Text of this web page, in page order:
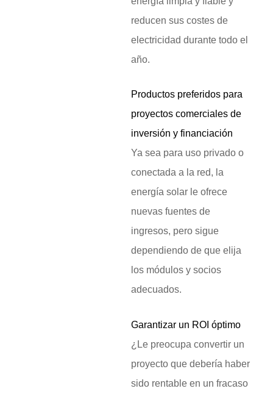
reducen sus costes de
electricidad durante todo el
año.
Productos preferidos para
proyectos comerciales de
inversión y financiación
Ya sea para uso privado o
conectada a la red, la
energía solar le ofrece
nuevas fuentes de
ingresos, pero sigue
dependiendo de que elija
los módulos y socios
adecuados.
Garantizar un ROI óptimo
¿Le preocupa convertir un
proyecto que debería haber
sido rentable en un fracaso